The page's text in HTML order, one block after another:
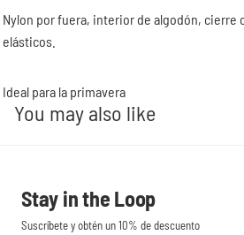
Nylon por fuera, interior de algodón, cierre
elásticos.
Ideal para la primavera
You may also like
Stay in the Loop
Suscríbete y obtén un 10% de descuento